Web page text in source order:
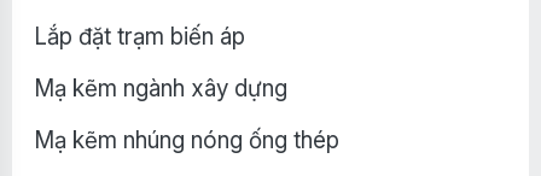
Lắp đặt trạm biến áp
Mạ kẽm ngành xây dựng
Mạ kẽm nhúng nóng ống thép